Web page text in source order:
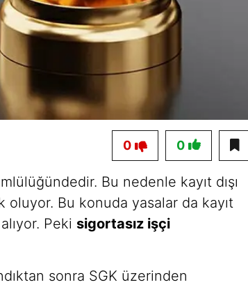
0
0
Bu nedenle kayıt dışı
oluyor. Bu konuda yasalar da kayıt
Peki sigortasız işçi
sonra SGK üzerinden